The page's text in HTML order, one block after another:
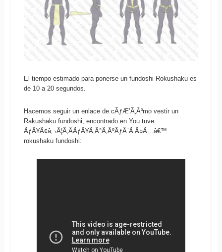
El tiempo estimado para ponerse un fundoshi Rokushaku es
de 10 a 20 segundos.
Hacemos seguir un enlace de cÃƒÆ’Ã‚Â³mo vestir un
Rakushaku fundoshi, encontrado en You tuve:
ÃƒÂ¥Ã¢â‚¬Â¦Ã‚Â­ÃƒÂ¥Ã‚Â°Ã‚ÂºÃƒÂ¨Ã‚Â¤Ã…â€™
rokushaku fundoshi: